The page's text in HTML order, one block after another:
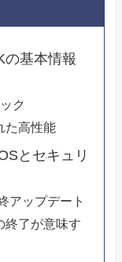
の基本情報
ク
た高性能
とセキュリ
アップデート
終了が意味す